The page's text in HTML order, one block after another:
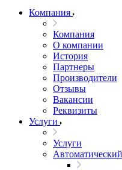
Компания
Компания
О компании
История
Партнеры
Производители
Отзывы
Вакансии
Реквизиты
Услуги
Услуги